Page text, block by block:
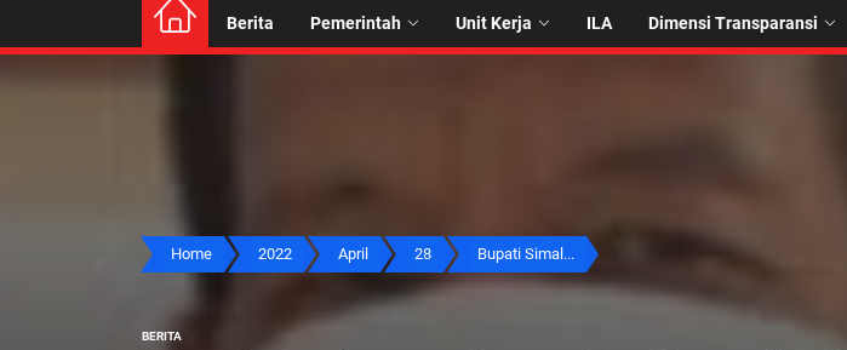
Berita Pemerintah Unit Kerja ILA Dimensi Transparansi
Home 2022 April 28 Bupati Simal...
BERITA